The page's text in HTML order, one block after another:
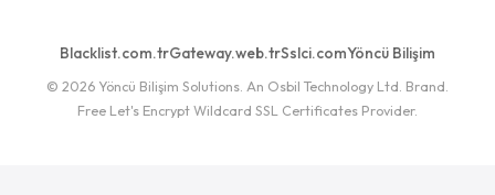
Blacklist.com.trGateway.web.trSslci.comYöncü Bilişim
© 2026 Yöncü Bilişim Solutions. An Osbil Technology Ltd. Brand.
Free Let's Encrypt Wildcard SSL Certificates Provider.